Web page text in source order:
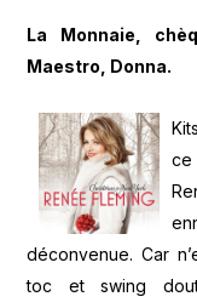
La Monnaie,
Maestro, Donna.
ce
déconvenue. Car
toc et swing